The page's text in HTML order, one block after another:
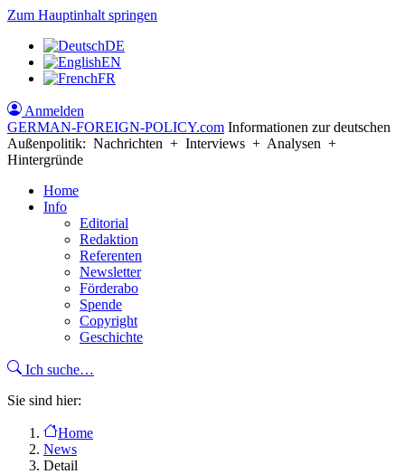
Zum Hauptinhalt springen
DE
EN
FR
Anmelden
GERMAN-FOREIGN-POLICY.com Informationen zur deutschen
Außenpolitik: Nachrichten + Interviews + Analysen +
Hintergründe
Home
Info
Editorial
Redaktion
Referenten
Newsletter
Förderabo
Spende
Copyright
Geschichte
Ich suche…
Sie sind hier:
Home
News
Detail